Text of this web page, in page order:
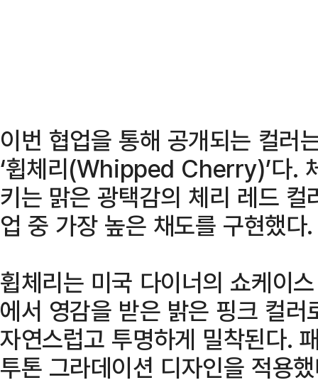
이번 협업을 통해 공개되는 컬
‘휩체리(Whipped Cherry)’다.
키는 맑은 광택감의 체리 레드
업 중 가장 높은 채도를 구현했다.
휩체리는 미국 다이너의 쇼케이
에서 영감을 받은 밝은 핑크 컬
자연스럽고 투명하게 밀착된다.
투톤 그라데이션 디자인을 적용